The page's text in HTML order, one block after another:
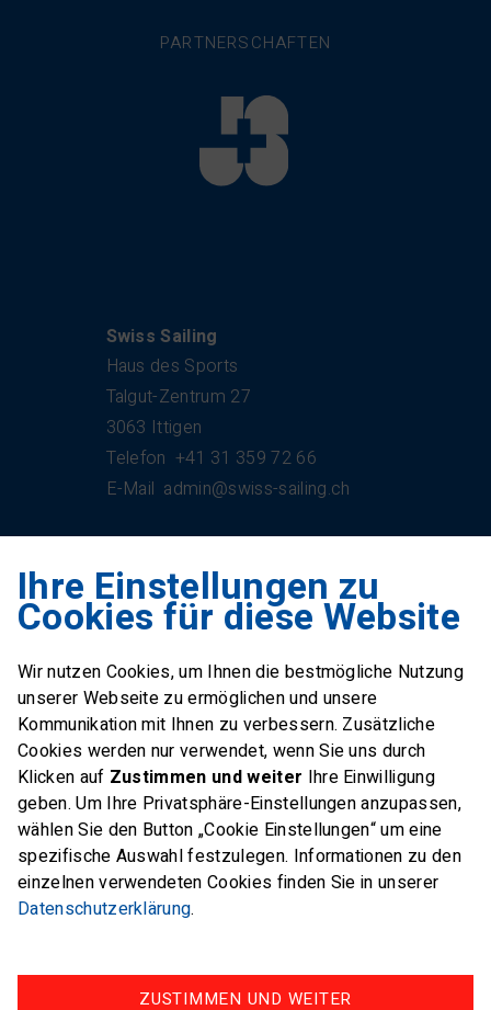
PARTNERSCHAFTEN
Swiss Sailing
Haus des Sports
Talgut-Zentrum 27
3063 Ittigen
Telefon +41 31 359 72 66
E-Mail admin@swiss-sailing.ch
Swiss Sailing Team
Industriestrasse 51
E-Mail office@swiss-sailing-
team.ch
FOLLOW US ON
Twitter FacebookInstagram
Ihre Einstellungen zu
Cookies für diese Website
Wir nutzen Cookies, um Ihnen die bestmögliche Nutzung
unserer Webseite zu ermöglichen und unsere
Kommunikation mit Ihnen zu verbessern. Zusätzliche
Cookies werden nur verwendet, wenn Sie uns durch
Klicken auf Zustimmen und weiter Ihre Einwilligung
geben. Um Ihre Privatsphäre-Einstellungen anzupassen,
wählen Sie den Button „Cookie Einstellungen“ um eine
spezifische Auswahl festzulegen. Informationen zu den
einzelnen verwendeten Cookies finden Sie in unserer
Datenschutzerklärung.
ZUSTIMMEN UND WEITER